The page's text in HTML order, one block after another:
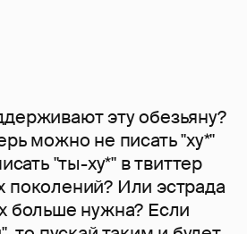
эту обезьяну?
можно не писать "ху*"
"ты-ху*" в твиттер
поколений? Или эстрада
больше нужна? Если